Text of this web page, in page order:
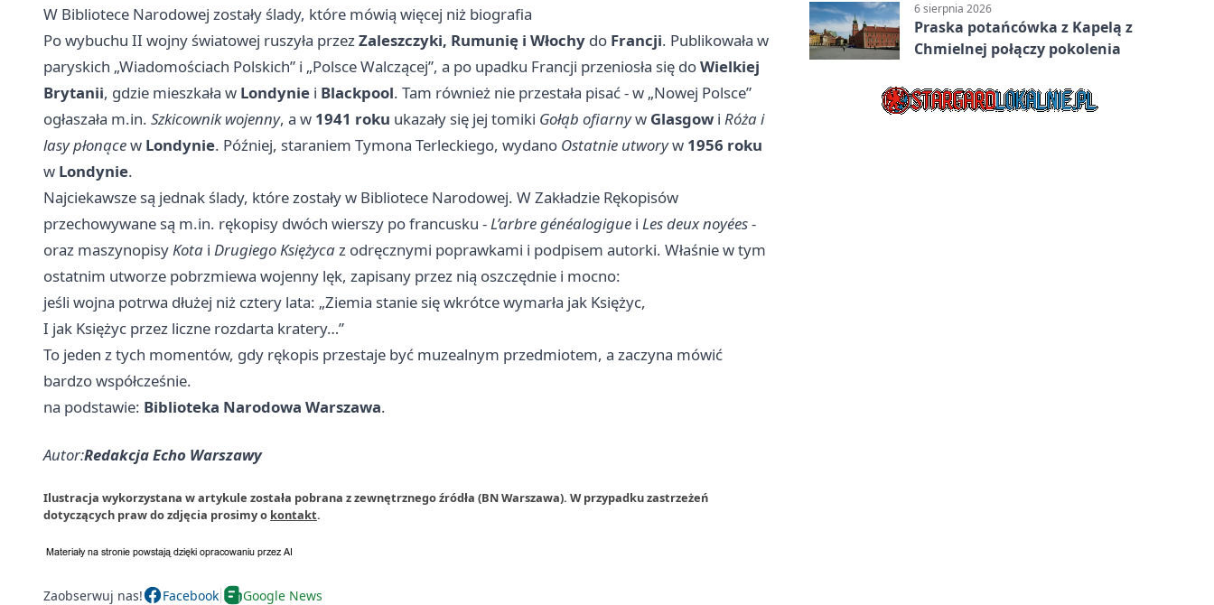
W Bibliotece Narodowej zostały ślady, które mówią więcej niż biografia
Po wybuchu II wojny światowej ruszyła przezZaleszczyki, Rumunię i Włochy do Francji. Publikowała w
paryskich „Wiadomościach Polskich” i „Polsce Walczącej”, a po upadku Francji przeniosła się doWielkiej
Brytanii, gdzie mieszkała w Londynie i Blackpool. Tam również nie przestała pisać - w „Nowej Polsce”
ogłaszała m.in. Szkicownik wojenny, a w 1941 roku ukazały się jej tomiki Gołąb ofiarnyw Glasgow i Róża i
lasy płonącew Londynie. Później, staraniem Tymona Terleckiego, wydano Ostatnie utworyw 1956 roku
w Londynie.
Najciekawsze są jednak ślady, które zostały w Bibliotece Narodowej. W Zakładzie Rękopisów
przechowywane są m.in. rękopisy dwóch wierszy po francusku -L’arbre généalogigue i Les deux noyées-
oraz maszynopisyKota i Drugiego Księżycaz odręcznymi poprawkami i podpisem autorki. Właśnie w tym
ostatnim utworze pobrzmiewa wojenny lęk, zapisany przez nią oszczędnie i mocno:
jeśli wojna potrwa dłużej niż cztery lata: „Ziemia stanie się wkrótce wymarła jak Księżyc,
I jak Księżyc przez liczne rozdarta kratery…”
To jeden z tych momentów, gdy rękopis przestaje być muzealnym przedmiotem, a zaczyna mówić
bardzo współcześnie.
na podstawie: Biblioteka Narodowa Warszawa.
Autor:Redakcja Echo Warszawy
Ilustracja wykorzystana w artykule została pobrana z zewnętrznego źródła (BN Warszawa). W przypadku zastrzeżeń
dotyczących praw do zdjęcia prosimy o kontakt.
Zaobserwuj nas! Facebook Google News
6 sierpnia 2026
Praska potańcówka z Kapelą z
Chmielnej połączy pokolenia